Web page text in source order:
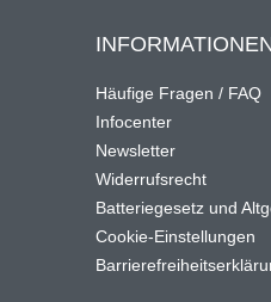
Häufige Fragen / FAQ
Infocenter
Newsletter
Widerrufsrecht
Batteriegesetz und
Cookie-Einstellungen